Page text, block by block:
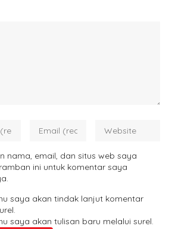
nama, email, dan situs web saya
ini untuk komentar saya
saya akan tindak lanjut komentar
saya akan tulisan baru melalui surel.